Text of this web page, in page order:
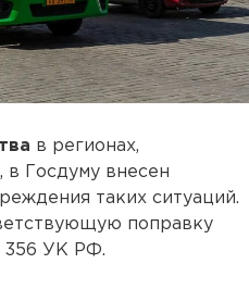
в регионах,
в Госдуму внесен
таких ситуаций.
поправку
356 УК РФ.